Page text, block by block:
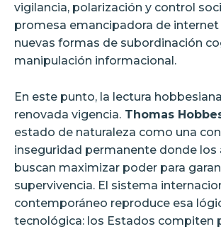
vigilancia, polarización y control
promesa emancipadora de internet
nuevas formas de subordinación
manipulación informacional.
En este punto, la lectura
renovada vigencia. Thomas
estado de naturaleza como una
inseguridad permanente donde los
buscan maximizar poder para
supervivencia. El sistema
contemporáneo reproduce esa
tecnológica: los Estados compiten